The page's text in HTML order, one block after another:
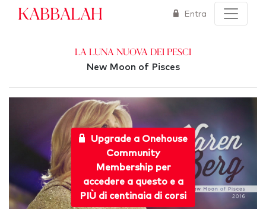
Kabbalah Entra
La Luna Nuova dei Pesci
New Moon of Pisces
Upgrade a Onehouse
Community
Membership per
accedere a questo e a
PIÙ di centinaia di corsi